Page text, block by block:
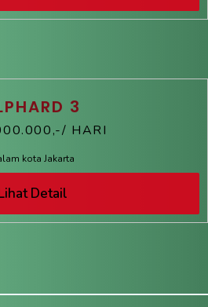
3
HARI
kota Jakarta
Detail